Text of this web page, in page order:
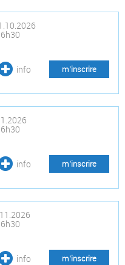
info m’inscrire
info m’inscrire
info m’inscrire